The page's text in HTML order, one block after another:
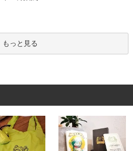
もっと見る